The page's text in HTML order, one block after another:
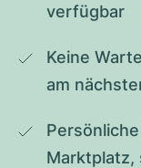
verfügbar
Keine
am
Marktplatz,